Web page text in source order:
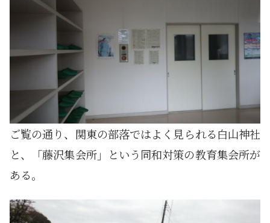
ご覧の通り、関東の部落ではよく見られる白山神社
と、「藤沢集会所」という同和対策の教育集会所が
ある。